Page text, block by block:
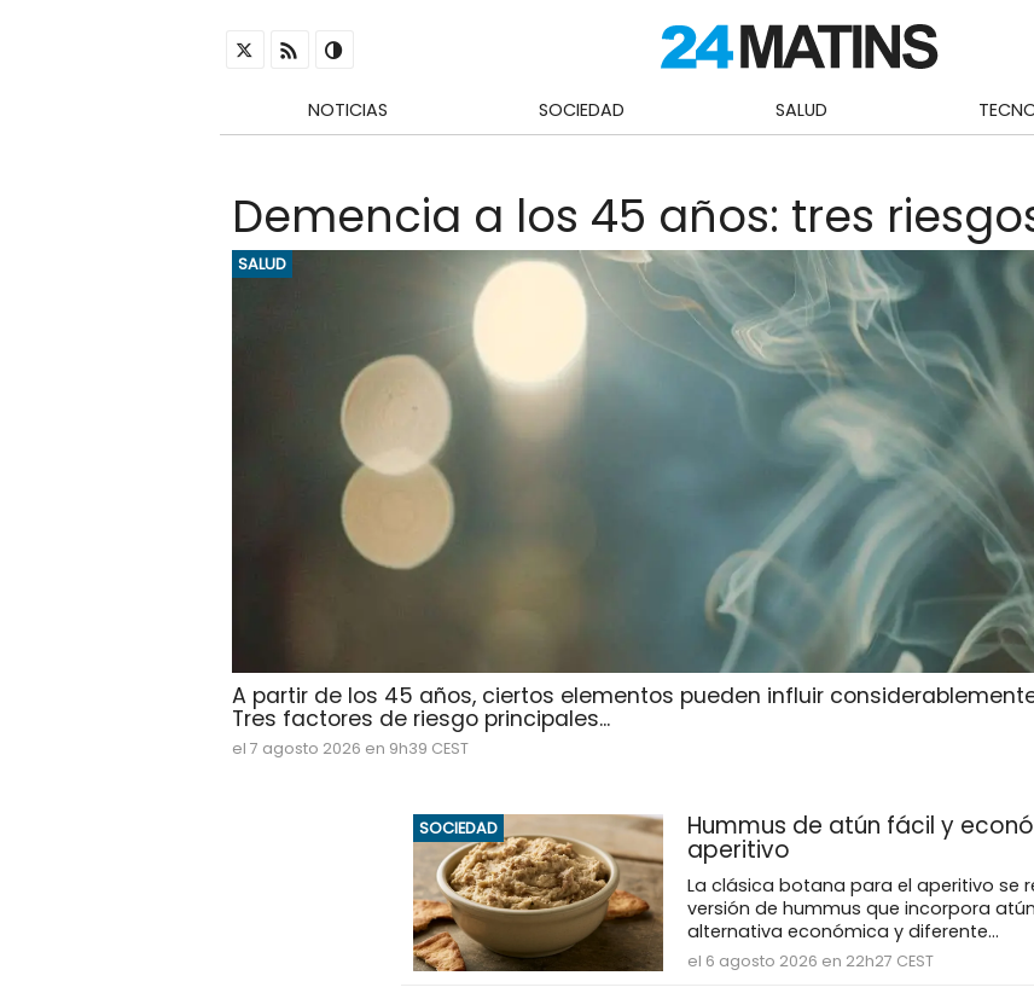
NOTICIAS SOCIEDAD SALUD
Demencia a los 45 años: tres
SALUD
A partir de los 45 años, ciertos elementos pueden influir
Tres factores de riesgo principales...
el 7 agosto 2026 en 9h39 CEST
SOCIEDAD Hummus de atún fácil y
aperitivo
La clásica botana para el aperitivo se
versión de hummus que incorpora
alternativa económica y diferente...
el 6 agosto 2026 en 22h27 CEST